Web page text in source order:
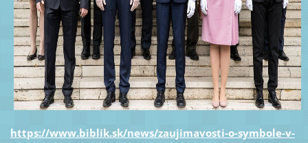
https://www.biblik.sk/news/zaujimavosti-o-symbole-v-